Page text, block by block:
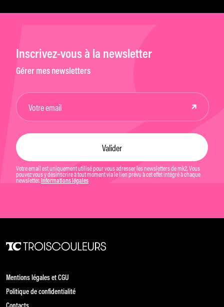
Inscrivez-vous à la newsletter
Gérer mes newsletters
Votre email est uniquement utilisé pour vous adresser les newsletters de mk2. Vous
pouvez vous y désinscrire à tout moment via le lien prévu à cet effet intégré à chaque
newsletter. Informations légales
Mentions légales et CGU
Politique de confidentialité